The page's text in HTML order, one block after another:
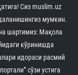
Сиз muslim.uz
мумкин.
шартимиз: Мақола
кўринишда
идораси расмий
сўзи устига